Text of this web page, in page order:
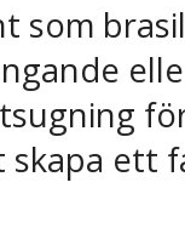
som
skapa ett